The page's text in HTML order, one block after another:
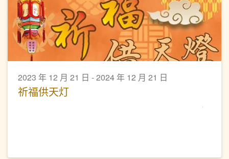
2023 年 12 月 21 日 - 2024 年 12 月 21 日
祈福供天灯